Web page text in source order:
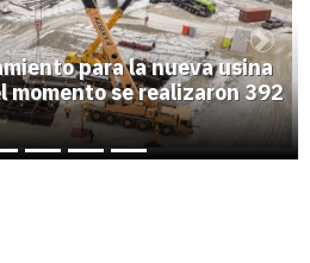
para la nueva usina
momento se realizaron 392
Next